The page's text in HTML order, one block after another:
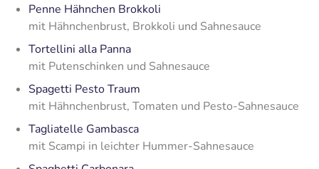
Penne Hähnchen Brokkoli
mit Hähnchenbrust, Brokkoli und Sahnesauce
Tortellini alla Panna
mit Putenschinken und Sahnesauce
Spagetti Pesto Traum
mit Hähnchenbrust, Tomaten und Pesto-Sahnesauce
Tagliatelle Gambasca
mit Scampi in leichter Hummer-Sahnesauce